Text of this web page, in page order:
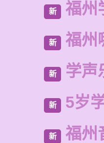
新 福州
新 福州
新 学声
新 5岁
新 福州